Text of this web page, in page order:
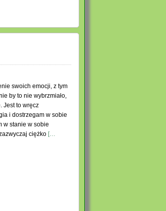
swoich emocji, z tym
by to nie wybrzmiało,
Jest to wręcz
i dostrzegam w sobie
w stanie w sobie
ciężko […